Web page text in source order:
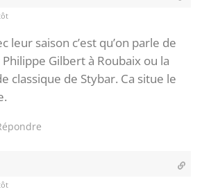
leur saison c’est qu’on parle de
Gilbert à Roubaix ou la
classique de Stybar. Ca situe le